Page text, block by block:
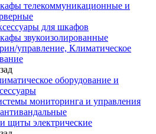
телекоммуникационные и
для шкафов
звукоизолированные
управление, Климатическое
оборудование и
мониторинга и управления
щиты электрические